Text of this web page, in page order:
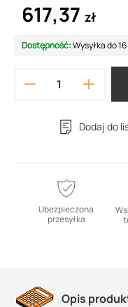
617,37 zł
Dostępność:Wysyłka do
Dodaj do
Ubezpieczona
przesyłka
Opis